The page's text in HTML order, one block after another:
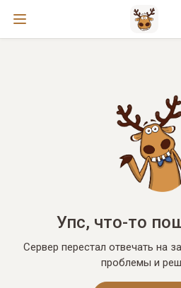
Упс, что-то
Сервер перестал отвечать на
проблемы и